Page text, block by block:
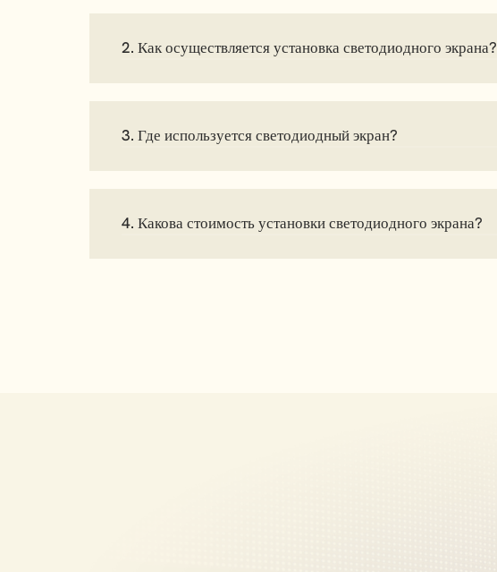
2. Как осуществляется установка светодиодного экрана?
3. Где используется светодиодный экран?
4. Какова стоимость установки светодиодного экрана?